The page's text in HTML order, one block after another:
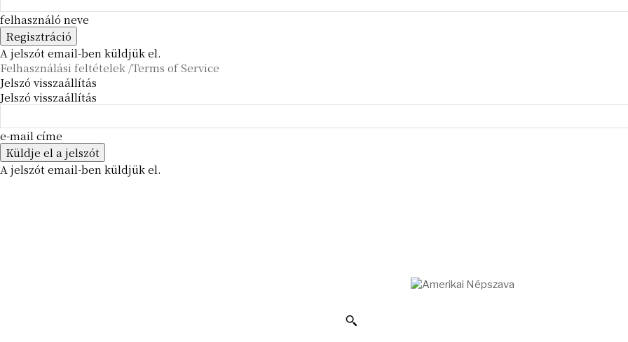
felhasználó neve
A jelszót email-ben küldjük el.
Felhasználási feltételek /Terms of Service
Jelszó visszaállítás
Jelszó visszaállítás
e-mail címe
A jelszót email-ben küldjük el.